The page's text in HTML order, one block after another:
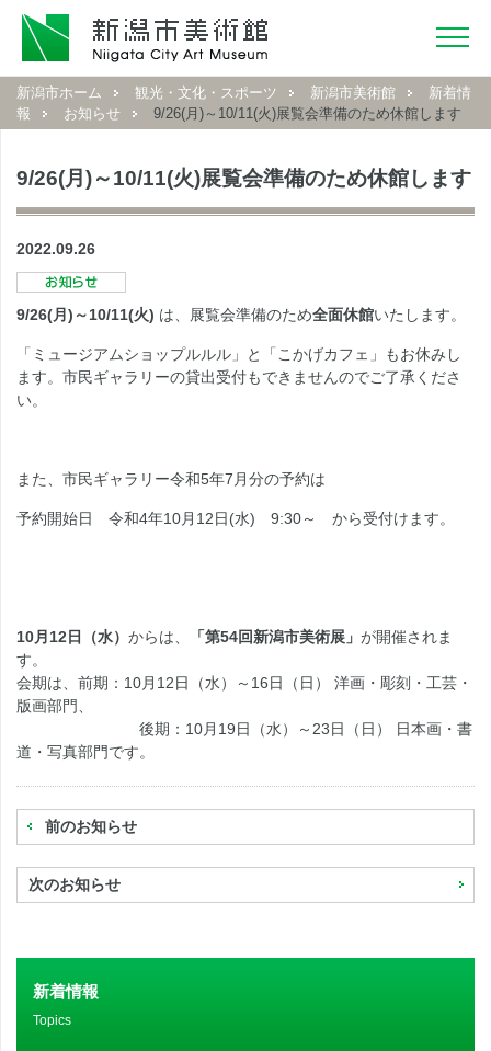
新潟市ホーム 観光・文化・スポーツ 新潟市美術館
新着情
報
お知らせ 9/26(月)～10/11(火)展覧会準備のため休館します
9/26(月)～10/11(火)展覧会準備のため休館します
2022.09.26
9/26(月)～10/11(火) は、展覧会準備のため全面休館いたします。
「ミュージアムショップルルル」と「こかげカフェ」もお休みし
ます。市民ギャラリーの貸出受付もできませんのでご了承くださ
い。
また、市民ギャラリー令和5年7月分の予約は
予約開始日 令和4年10月12日(水) 9:30～ から受付けます。
10月12日（水） からは、 「第54回新潟市美術展」 が開催されま
す。
会期は、前期：10月12日（水）～16日（日） 洋画・彫刻・工芸・
版画部門、
後期：10月19日（水）～23日（日） 日本画・書
道・写真部門です。
前のお知らせ
次のお知らせ
新着情報
Topics